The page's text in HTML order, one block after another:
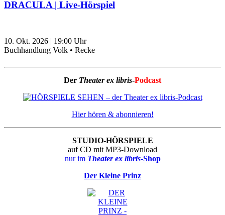
DRACULA | Live-Hörspiel
10. Okt. 2026 | 19:00 Uhr
Buchhandlung Volk • Recke
Der Theater ex libris-Podcast
Hier hören & abonnieren!
STUDIO-HÖRSPIELE
auf CD mit MP3-Download
nur imTheater ex libris-Shop
Der Kleine Prinz